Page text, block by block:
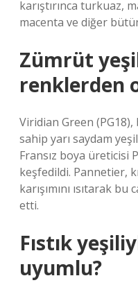
karıştırınca turkuaz,
macenta ve diğer
Zümrüt
renklerden
Viridian Green
sahip yarı saydam
Fransız boya üreticisi
keşfedildi. Pannetier,
karışımını ısıtarak
etti.
Fıstık
uyumlu?